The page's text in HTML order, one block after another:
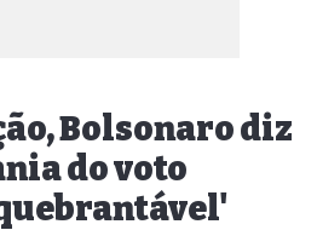
Bolsonaro diz
do voto